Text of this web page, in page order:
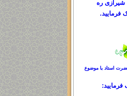
شیرازی ره
فرمایید.
استاد با موضوع
فرمایید: